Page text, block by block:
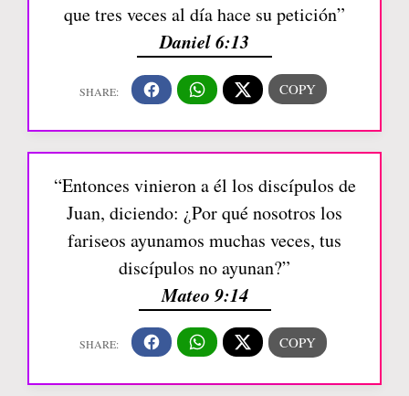
que tres veces al día hace su petición”
Daniel 6:13
“Entonces vinieron a él los discípulos de
Juan, diciendo: ¿Por qué nosotros los
fariseos ayunamos muchas veces, tus
discípulos no ayunan?”
Mateo 9:14